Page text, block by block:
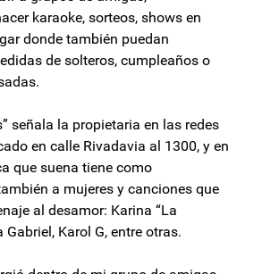
karaoke, sorteos, shows en
donde también puedan
de solteros, cumpleaños o
señala la propietaria en las redes
en calle Rivadavia al 1300, y en
que suena tiene como
a mujeres y canciones que
al desamor: Karina “La
Gabriel, Karol G, entre otras.